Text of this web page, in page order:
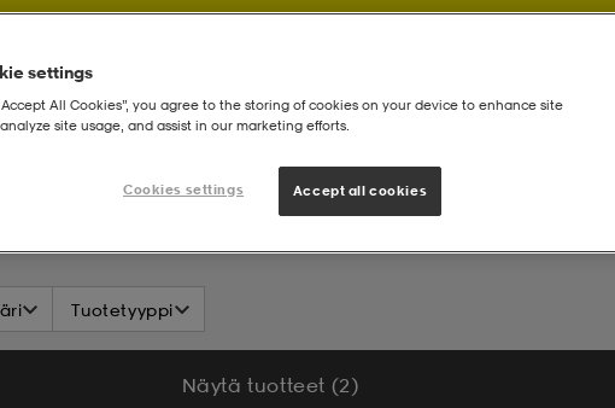
Tuotetyyppi
Näytä tuotteet (2)
settings
All Cookies”, you agree to the storing of cookies on your device to enhance site
site usage, and assist in our marketing efforts.
Cookies settings Accept all cookies